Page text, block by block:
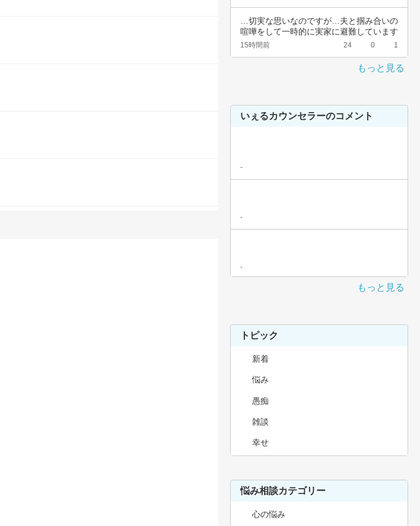
…切実な思いなのですが…夫と掴み合いの
喧嘩をして一時的に実家に避難しています
が…実家…
15時間前 24 0 1
もっと見る
いぇるカウンセラーのコメント
-
-
-
もっと見る
トピック
新着
悩み
愚痴
雑談
幸せ
悩み相談カテゴリー
心の悩み